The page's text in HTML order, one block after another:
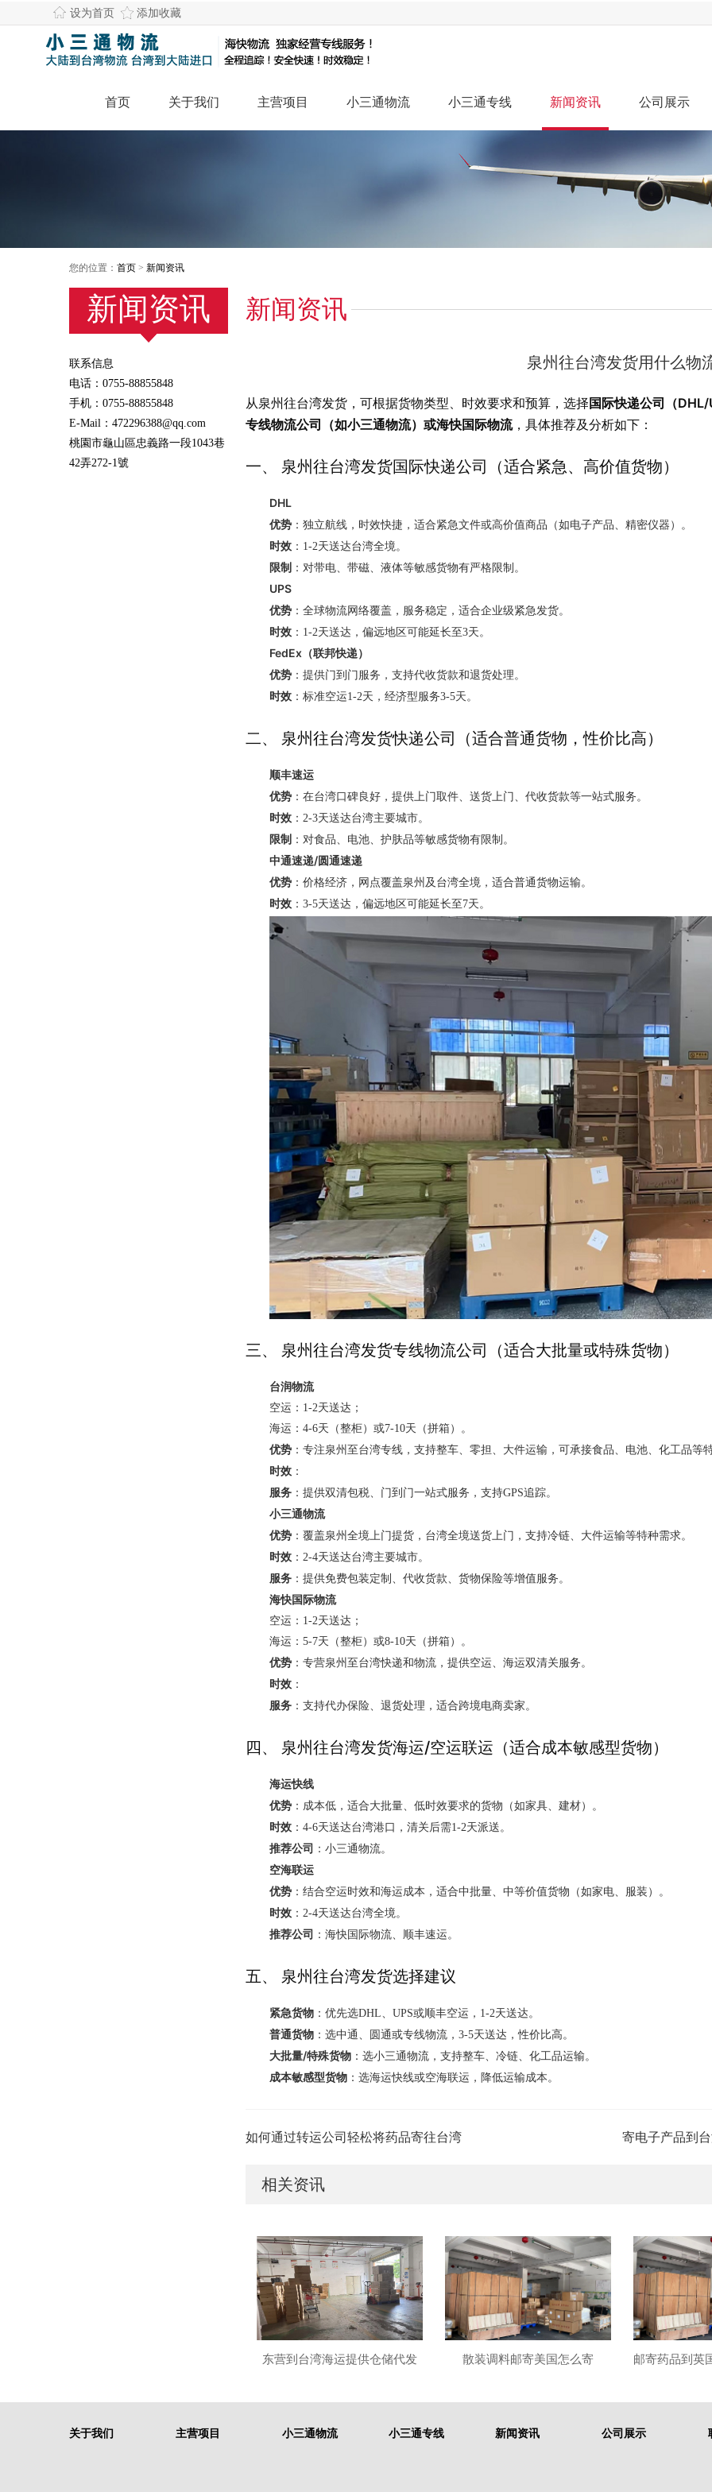
设为首页 添加收藏
首页 关于我们 主营项目 小三通物流 小三通专线 新闻资讯 公司展示
您的位置： 首页 > 新闻资讯
新闻资讯
联系信息
电话：0755-88855848
手机：0755-88855848
E-Mail：472296388@qq.com
桃園市龜山區忠義路一段1043巷
42弄272-1號
新闻资讯
泉州往台湾发货用什么物
从泉州往台湾发货，可根据货物类型、时效要求和预算，选择 国际快递公司（
专线物流公司（如小三通物流）或海快国际物流，具体推荐及分析如下：
一、 泉州往台湾发货国际快递公司（适合紧急、高价值货物）
DHL
优势 ：独立航线，时效快捷，适合紧急文件或高价值商品（如电子产品、精密仪器）。
时效 ：1-2天送达台湾全境。
限制 ：对带电、带磁、液体等敏感货物有严格限制。
UPS
优势 ：全球物流网络覆盖，服务稳定，适合企业级紧急发货。
时效 ：1-2天送达，偏远地区可能延长至3天。
FedEx（联邦快递）
优势 ：提供门到门服务，支持代收货款和退货处理。
时效 ：标准空运1-2天，经济型服务3-5天。
二、 泉州往台湾发货快递公司（适合普通货物，性价比高）
顺丰速运
优势 ：在台湾口碑良好，提供上门取件、送货上门、代收货款等一站式服务。
时效 ：2-3天送达台湾主要城市。
限制 ：对食品、电池、护肤品等敏感货物有限制。
中通速递/圆通速递
优势 ：价格经济，网点覆盖泉州及台湾全境，适合普通货物运输。
时效 ：3-5天送达，偏远地区可能延长至7天。
三、 泉州往台湾发货专线物流公司（适合大批量或特殊货物）
台润物流
空运：1-2天送达；
海运：4-6天（整柜）或7-10天（拼箱）。
优势 ：专注泉州至台湾专线，支持整车、零担、大件运输，可承接食品、电池、化工品等
时效 ：
服务 ：提供双清包税、门到门一站式服务，支持GPS追踪。
小三通物流
优势 ：覆盖泉州全境上门提货，台湾全境送货上门，支持冷链、大件运输等特种需求。
时效 ：2-4天送达台湾主要城市。
服务 ：提供免费包装定制、代收货款、货物保险等增值服务。
海快国际物流
空运：1-2天送达；
海运：5-7天（整柜）或8-10天（拼箱）。
优势 ：专营泉州至台湾快递和物流，提供空运、海运双清关服务。
时效 ：
服务 ：支持代办保险、退货处理，适合跨境电商卖家。
四、 泉州往台湾发货海运/空运联运（适合成本敏感型货物）
海运快线
优势 ：成本低，适合大批量、低时效要求的货物（如家具、建材）。
时效 ：4-6天送达台湾港口，清关后需1-2天派送。
推荐公司 ：小三通物流。
空海联运
优势 ：结合空运时效和海运成本，适合中批量、中等价值货物（如家电、服装）。
时效 ：2-4天送达台湾全境。
推荐公司 ：海快国际物流、顺丰速运。
五、 泉州往台湾发货选择建议
紧急货物 ：优先选DHL、UPS或顺丰空运，1-2天送达。
普通货物 ：选中通、圆通或专线物流，3-5天送达，性价比高。
大批量/特殊货物 ：选小三通物流，支持整车、冷链、化工品运输。
成本敏感型货物 ：选海运快线或空海联运，降低运输成本。
如何通过转运公司轻松将药品寄往台湾 寄电子产品到
相关资讯
东营到台湾海运提供仓储代发 散装调料邮寄美国怎么寄
关于我们 主营项目 小三通物流 小三通专线 新闻资讯 公司展示